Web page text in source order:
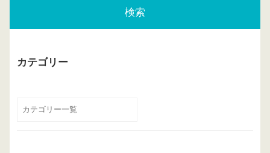
検索
カテゴリー